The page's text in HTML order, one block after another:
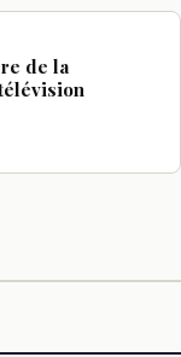
de la